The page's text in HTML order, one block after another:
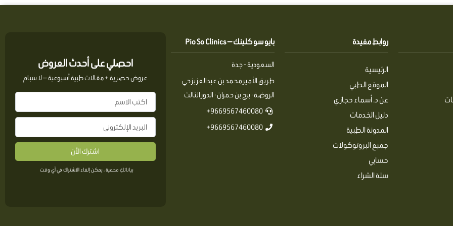
روابط مفيدة
الرئيسية
الموقع الطبي
عن د. أسماء حجازي
دليل الخدمات
المدونة الطبية
جميع البروتوكولات
حسابي
سلة الشراء
بايو سو كلينك — Pio So Clinics
السعودية - جدة
طريق الأمير محمد بن عبدالعزيز حي
الروضة · برج بن حمران · الدور الثالث
9669567460080+
9669567460080+
احصلي على أحدث العروض
عروض حصرية + مقالات طبية أسبوعية — لا سبام
اشترك الأن
بياناتكِ محمية ، يمكن إلغاء الاشتراك في أي وقت